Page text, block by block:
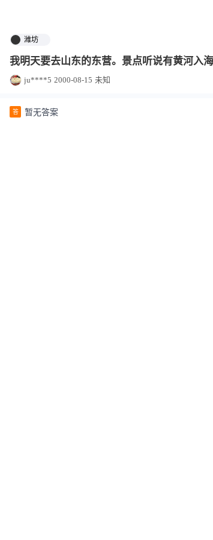
潍坊
我明天要去山东的东营。景点听说有黄河入
ju****5 2000-08-15 未知
答 暂无答案